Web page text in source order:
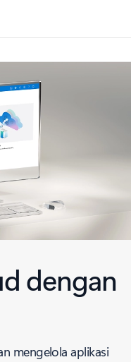
dengan
mengelola aplikasi